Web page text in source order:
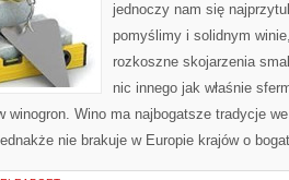
jednoczy nam się
pomyślimy i solidnym
rozkoszne skojarzenia
nic innego jak właśnie
winogron. Wino ma najbogatsze tradycje
nie brakuje w Europie krajów o